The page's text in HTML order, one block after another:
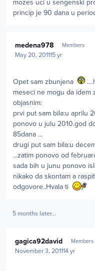
mozes uci u sengenski
princip je 90 dana u
medena978 Members
May 20, 201115 yr
Opet sam zbunjena
meseci ne mogu da idem
objasnim:
prvi put sam bila:u aprilu
ponovo u julu 2010.god
85dana ...
drugi put sam bila:u
...zatim ponovo od
sada bih u junu ponovo
nikako da skontam a
odgovore..Hvala ti
5 months later...
gagica92david Members
November 3, 201114 yr